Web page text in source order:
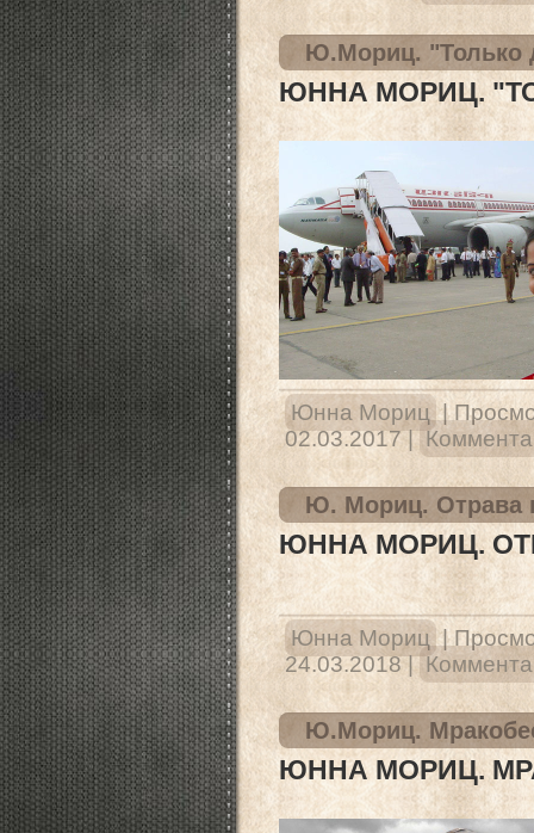
Ю.Мориц. "Только
ЮННА МОРИЦ.
Юнна Мориц |
02.03.2017 |
Ю. Мориц. Отрава
ЮННА МОРИЦ.
Юнна Мориц |
24.03.2018 |
Ю.Мориц.
ЮННА МОРИЦ.